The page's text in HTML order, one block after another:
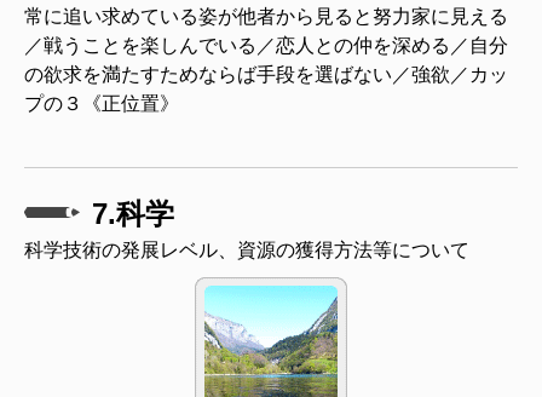
常に追い求めている姿が他者から見ると努力家に見える
／戦うことを楽しんでいる／恋人との仲を深める／自分
の欲求を満たすためならば手段を選ばない／強欲／カッ
プの３《正位置》
7.科学
科学技術の発展レベル、資源の獲得方法等について